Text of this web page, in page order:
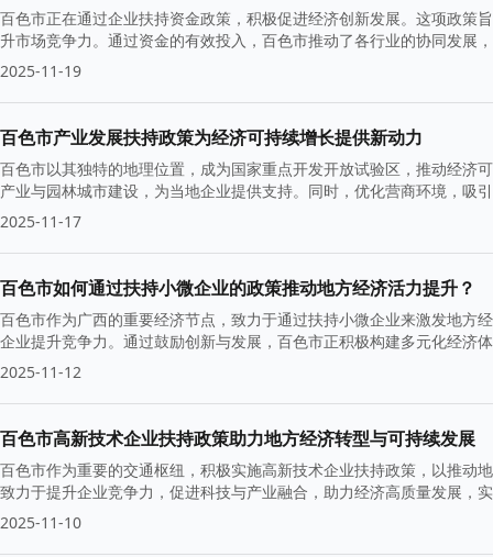
百色市正在通过企业扶持资金政策，积极促进经济创新发展。这项政策
升市场竞争力。通过资金的有效投入，百色市推动了各行业的协同发展
2025-11-19
百色市产业发展扶持政策为经济可持续增长提供新动力
百色市以其独特的地理位置，成为国家重点开发开放试验区，推动经济
产业与园林城市建设，为当地企业提供支持。同时，优化营商环境，吸
2025-11-17
百色市如何通过扶持小微企业的政策推动地方经济活力提升？
百色市作为广西的重要经济节点，致力于通过扶持小微企业来激发地方
企业提升竞争力。通过鼓励创新与发展，百色市正积极构建多元化经济
2025-11-12
百色市高新技术企业扶持政策助力地方经济转型与可持续发展
百色市作为重要的交通枢纽，积极实施高新技术企业扶持政策，以推动
致力于提升企业竞争力，促进科技与产业融合，助力经济高质量发展，
2025-11-10